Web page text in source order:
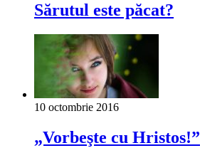
Sărutul este păcat?
10 octombrie 2016
„Vorbeşte cu Hristos!”